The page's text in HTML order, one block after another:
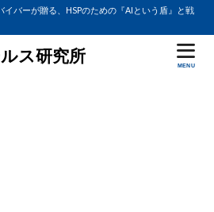
バーが贈る、HSPのための『AIという盾』と戦
ス研究所
MENU